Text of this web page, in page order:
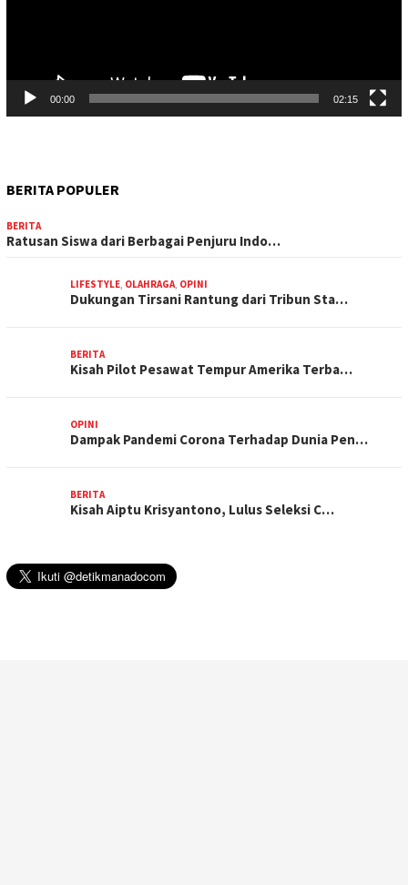
00:00 02:15
BERITA POPULER
BERITA
Ratusan Siswa dari Berbagai Penjuru Indo…
LIFESTYLE, OLAHRAGA, OPINI
Dukungan Tirsani Rantung dari Tribun Sta…
BERITA
Kisah Pilot Pesawat Tempur Amerika Terba…
OPINI
Dampak Pandemi Corona Terhadap Dunia Pen…
BERITA
Kisah Aiptu Krisyantono, Lulus Seleksi C…